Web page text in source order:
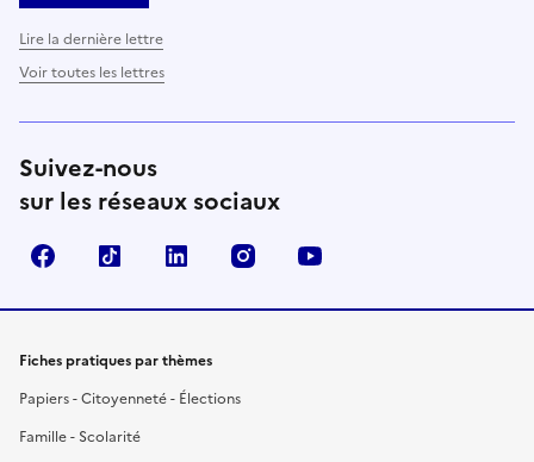
Lire la dernière lettre
Voir toutes les lettres
Suivez-nous
sur les réseaux sociaux
FacebookTikTok LinkedIn Instagram
Fiches pratiques par thèmes
Papiers - Citoyenneté - Élections
Famille - Scolarité